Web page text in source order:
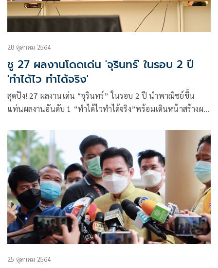
28 ตุลาคม 2564
ชู 27 ผลงานโดดเด่น 'จุรินทร์' ในรอบ 2 ปี
'ทำได้ไว ทำได้จริง'
สุดปัง! 27 ผลงานเด่น “จุรินทร์” ในรอบ 2 ปี นำพาณิชย์ขึ้น
แท่นผลงานอันดับ 1 “ทำได้ไวทำได้จริง”พร้อมเดินหน้าสร้างผล
25 ตุลาคม 2564